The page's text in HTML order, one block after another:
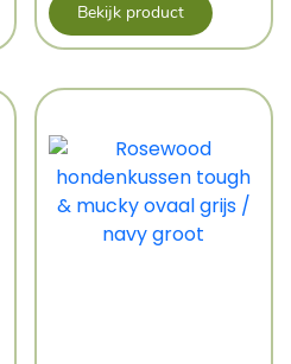
Bekijk product